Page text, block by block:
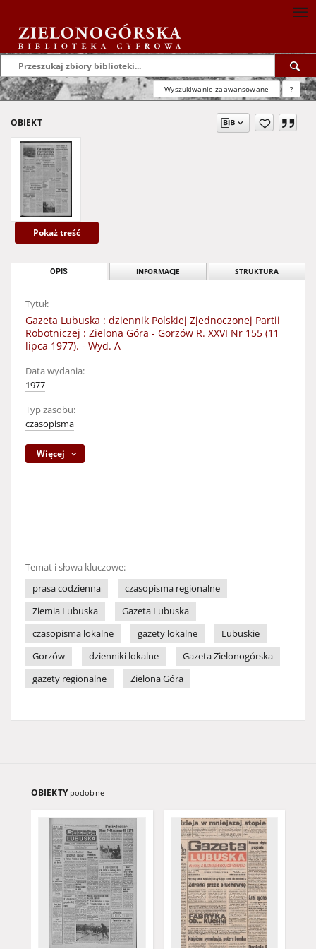
Wyszukiwanie zaawansowane ?
OBIEKT
Pokaż treść
OPIS INFORMACJE STRUKTURA
Tytuł:
Gazeta Lubuska : dziennik Polskiej Zjednoczonej Partii
Robotniczej : Zielona Góra - Gorzów R. XXVI Nr 155 (11
lipca 1977). - Wyd. A
Data wydania:
1977
Typ zasobu:
czasopisma
Więcej
Temat i słowa kluczowe:
prasa codzienna
czasopisma regionalne
Ziemia Lubuska
Gazeta Lubuska
czasopisma lokalne
gazety lokalne
Lubuskie
Gorzów
dzienniki lokalne
Gazeta Zielonogórska
gazety regionalne
Zielona Góra
OBIEKTY podobne